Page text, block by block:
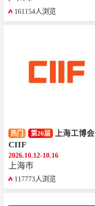
161154人浏览
热门 第26届 上海工博会
CIIF
2026.10.12-10.16
上海市
117773人浏览